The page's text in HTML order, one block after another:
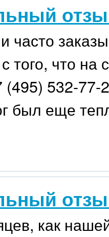
часто
того, что
(495) 532-
был еще
как